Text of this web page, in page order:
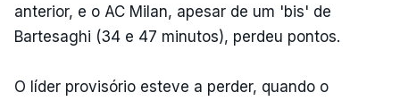
anterior, e o AC Milan, apesar de um 'bis' de
Bartesaghi (34 e 47 minutos), perdeu pontos.
O líder provisório esteve a perder, quando o